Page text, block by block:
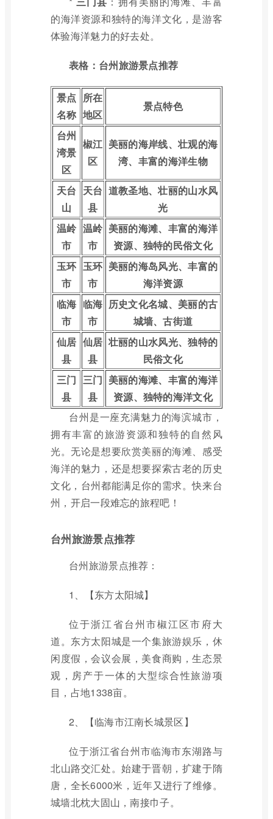
的海洋资源和独特的海洋文化，是游客
体验海洋魅力的好去处。
表格：台州旅游景点推荐
景点
名称
所在
地区
景点特色
台州
湾景
区
椒江
区
美丽的海岸线、壮观的海
湾、丰富的海洋生物
天台
山
天台
县
道教圣地、壮丽的山水风
光
温岭
市
温岭
市
美丽的海滩、丰富的海洋
资源、独特的民俗文化
玉环
市
玉环
市
美丽的海岛风光、丰富的
海洋资源
临海
市
临海
市
历史文化名城、美丽的古
城墙、古街道
仙居
县
仙居
县
壮丽的山水风光、独特的
民俗文化
三门
县
三门
县
美丽的海滩、丰富的海洋
资源、独特的海洋文化
台州是一座充满魅力的海滨城市，
拥有丰富的旅游资源和独特的自然风
光。无论是想要欣赏美丽的海滩、感受
海洋的魅力，还是想要探索古老的历史
文化，台州都能满足你的需求。快来台
州，开启一段难忘的旅程吧！
台州旅游景点推荐
台州旅游景点推荐：
1、【东方太阳城】
位于浙江省台州市椒江区市府大
道。东方太阳城是一个集旅游娱乐，休
闲度假，会议会展，美食商购，生态景
观，房产于一体的大型综合性旅游项
目，占地1338亩。
2、【临海市江南长城景区】
位于浙江省台州市临海市东湖路与
北山路交汇处。始建于晋朝，扩建于隋
唐，全长6000米，近年又进行了维修。
城墙北枕大固山，南接巾子。